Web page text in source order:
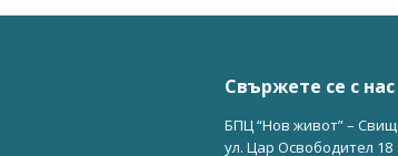
Свържете се с нас
БПЦ “Нов живот” –
ул. Цар Освободител 18